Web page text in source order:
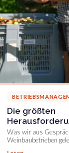
Die größten
Obstbau – und
heute wirklich
Was wir aus
Weinbaubetrieben